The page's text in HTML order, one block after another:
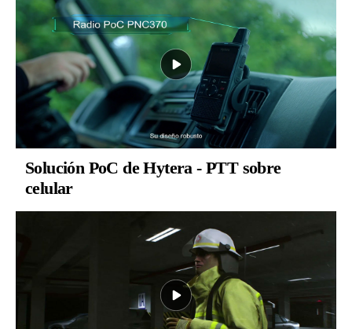
Solución PoC de Hytera - PTT sobre
celular